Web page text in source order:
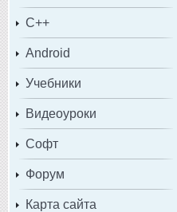
C++
Android
Учебники
Видеоуроки
Софт
Форум
Карта сайта